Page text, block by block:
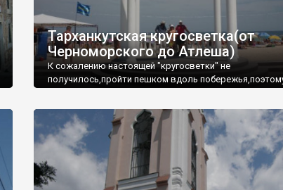
Тарханкутская кругосветка(от
Черноморского до Атлеша)
К сожалению настоящей "кругосветки" не
получилось,пройти пешком вдоль